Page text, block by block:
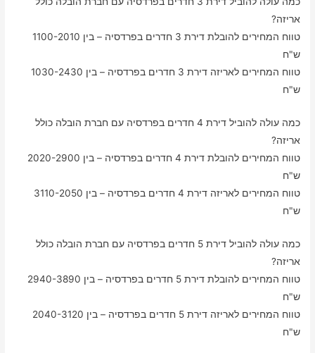
אריזה?
טווח המחירים להובלת דירת 3 חדרים בפרדסיה – בין 1100-2010
ש"ח
טווח המחירים לאריזה דירת 3 חדרים בפרדסיה – בין 1030-2430
ש"ח
כמה עולה להוביל דירת 4 חדרים בפרדסיה עם חברת הובלה כולל
אריזה?
טווח המחירים להובלת דירת 4 חדרים בפרדסיה – בין 2020-2900
ש"ח
טווח המחירים לאריזה דירת 4 חדרים בפרדסיה – בין 3110-2050
ש"ח
כמה עולה להוביל דירת 5 חדרים בפרדסיה עם חברת הובלה כולל
אריזה?
טווח המחירים להובלת דירת 5 חדרים בפרדסיה – בין 2940-3890
ש"ח
טווח המחירים לאריזה דירת 5 חדרים בפרדסיה – בין 2040-3120
ש"ח